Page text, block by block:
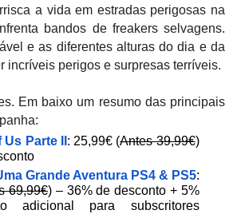
a vida em estradas perigosas na
bandos de freakers selvagens.
e as diferentes alturas do dia e da
incríveis perigos e surpresas terríveis.
Em baixo um resumo das principais
Parte II : 25,99€ (Antes 39,99€)
Grande Aventura PS4 & PS5:
69,99€) – 36% de desconto + 5%
adicional para subscritores